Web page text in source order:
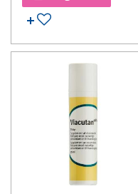
Tilføj til ønskeseddel